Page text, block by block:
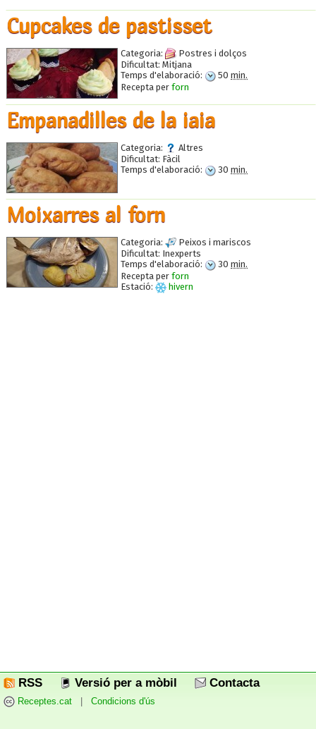
Cupcakes de pastisset
Categoria:
Postres i dolços
Dificultat: Mitjana
Temps d'elaboració:
50 min.
Recepta per forn
Empanadilles de la iaia
Categoria:
Altres
Dificultat: Fàcil
Temps d'elaboració:
30 min.
Moixarres al forn
Categoria:
Peixos i mariscos
Dificultat: Inexperts
Temps d'elaboració:
30 min.
Recepta per forn
Estació:
hivern
RSS Versió per a mòbil Contacta
Receptes.cat Condicions d'ús